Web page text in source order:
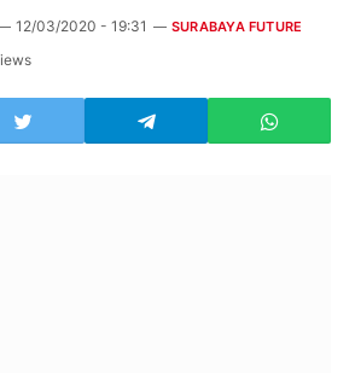
12/03/2020 - 19:31 SURABAYA FUTURE